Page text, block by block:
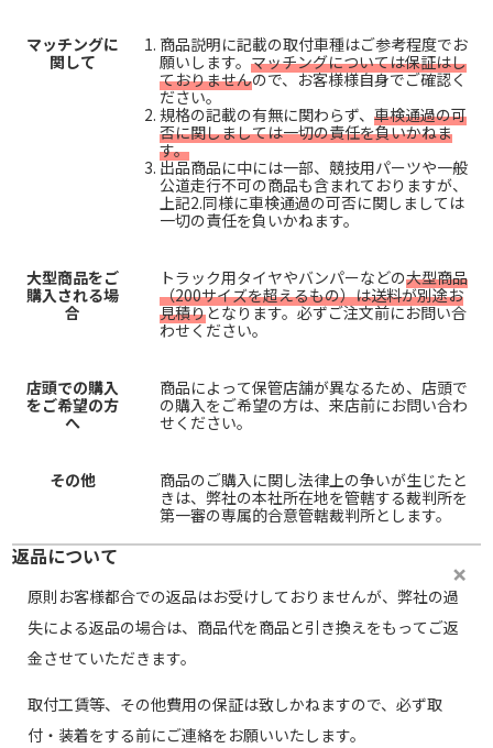
マッチングに
関して
商品説明に記載の取付車種はご参考程度でお
願いします。 マッチングについては保証はし
ておりませんので、お客様様自身でご確認く
ださい。
規格の記載の有無に関わらず、 車検通過の可
否に関しましては一切の責任を負いかねま
す。
出品商品に中には一部、競技用パーツや一般
公道走行不可の商品も含まれておりますが、
上記2.同様に車検通過の可否に関しましては
一切の責任を負いかねます。
大型商品をご
購入される場
合
トラック用タイヤやバンパーなどの大型商品
（200サイズを超えるもの）は送料が別途お
見積りとなります。必ずご注文前にお問い合
わせください。
店頭での購入
をご希望の方
へ
商品によって保管店舗が異なるため、店頭で
の購入をご希望の方は、来店前にお問い合わ
せください。
その他
商品のご購入に関し法律上の争いが生じたと
きは、弊社の本社所在地を管轄する裁判所を
第一審の専属的合意管轄裁判所とします。
返品について
原則お客様都合での返品はお受けしておりませんが、弊社の過
失による返品の場合は、商品代を商品と引き換えをもってご返
金させていただきます。
取付工賃等、その他費用の保証は致しかねますので、必ず取
付・装着をする前にご連絡をお願いいたします。